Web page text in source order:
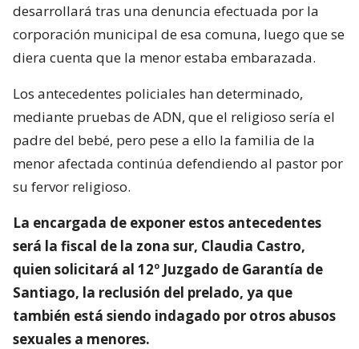
desarrollará tras una denuncia efectuada por la
corporación municipal de esa comuna, luego que se
diera cuenta que la menor estaba embarazada.
Los antecedentes policiales han determinado,
mediante pruebas de ADN, que el religioso sería el
padre del bebé, pero pese a ello la familia de la
menor afectada continúa defendiendo al pastor por
su fervor religioso.
La encargada de exponer estos antecedentes
será la fiscal de la zona sur, Claudia Castro,
quien solicitará al 12º Juzgado de Garantía de
Santiago, la reclusión del prelado, ya que
también está siendo indagado por otros abusos
sexuales a menores.